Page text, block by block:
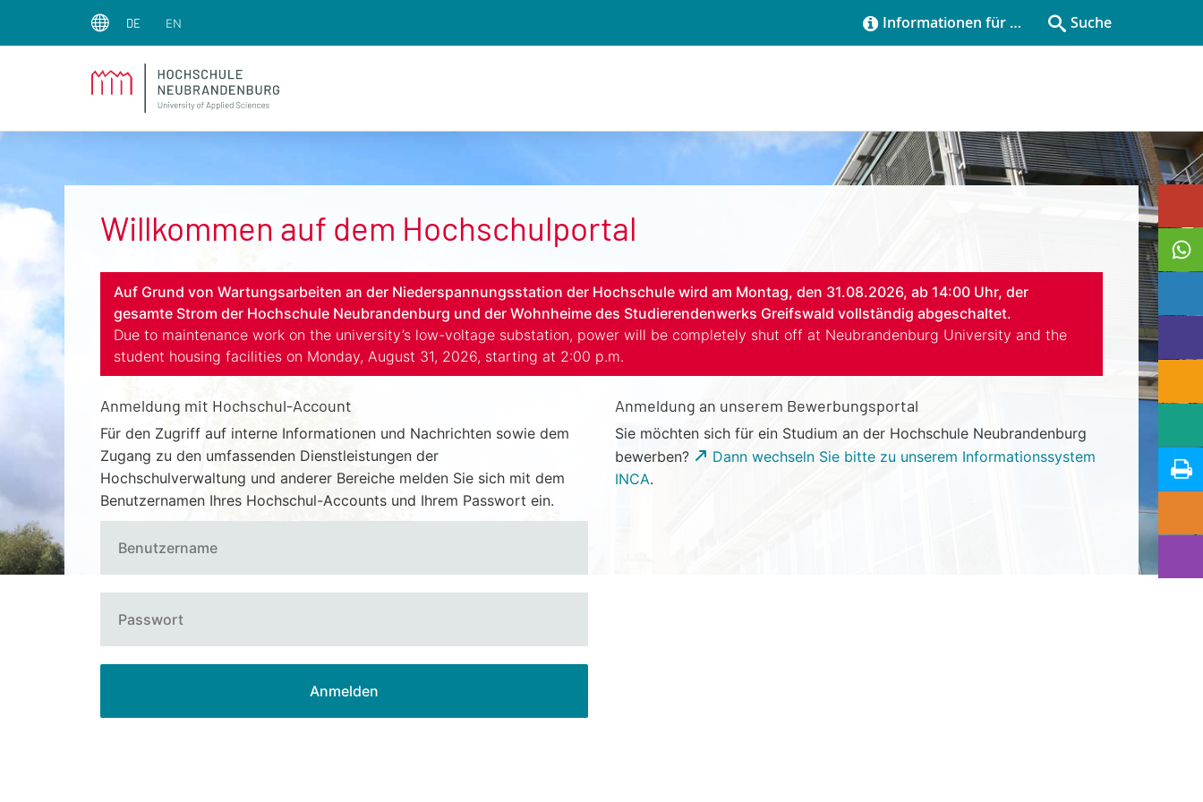
DE EN Informationen für … Suche
Willkommen auf dem Hochschulportal
Auf Grund von Wartungsarbeiten an der Niederspannungsstation der Hochschule wird am Montag, den 31.08.2026, ab 14:00 Uhr, der
gesamte Strom der Hochschule Neubrandenburg und der Wohnheime des Studierendenwerks Greifswald vollständig abgeschaltet.
Due to maintenance work on the university’s low-voltage substation, power will be completely shut off at Neubrandenburg University and the
student housing facilities on Monday, August 31, 2026, starting at 2:00 p.m.
Anmeldung mit Hochschul-Account
Für den Zugriff auf interne Informationen und Nachrichten sowie dem
Zugang zu den umfassenden Dienstleistungen der
Hochschulverwaltung und anderer Bereiche melden Sie sich mit dem
Benutzernamen Ihres Hochschul-Accounts und Ihrem Passwort ein.
Anmeldung an unserem Bewerbungsportal
Sie möchten sich für ein Studium an der Hochschule Neubrandenburg
bewerben?
Dann wechseln Sie bitte zu unserem Informationssystem
INCA.